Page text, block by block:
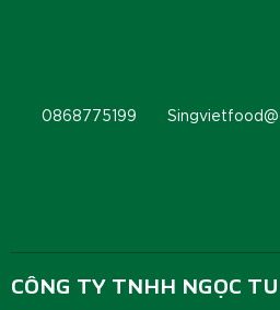
0868775199
CÔNG TY TNHH NGỌC